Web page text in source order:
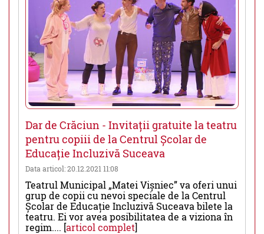
Dar de Crăciun - Invitații gratuite la teatru
pentru copiii de la Centrul Școlar de
Educație Incluzivă Suceava
Data articol: 20.12.2021 11:08
Teatrul Municipal „Matei Vișniec” va oferi unui
grup de copii cu nevoi speciale de la Centrul
Școlar de Educație Incluzivă Suceava bilete la
teatru. Ei vor avea posibilitatea de a viziona în
regim.... [articol complet]